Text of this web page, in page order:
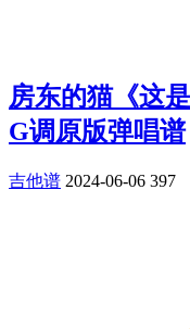
房东的猫《这
G调原版弹唱谱
吉他谱 2024-06-06 397